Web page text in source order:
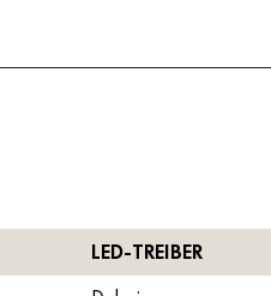
LED-TREIBER